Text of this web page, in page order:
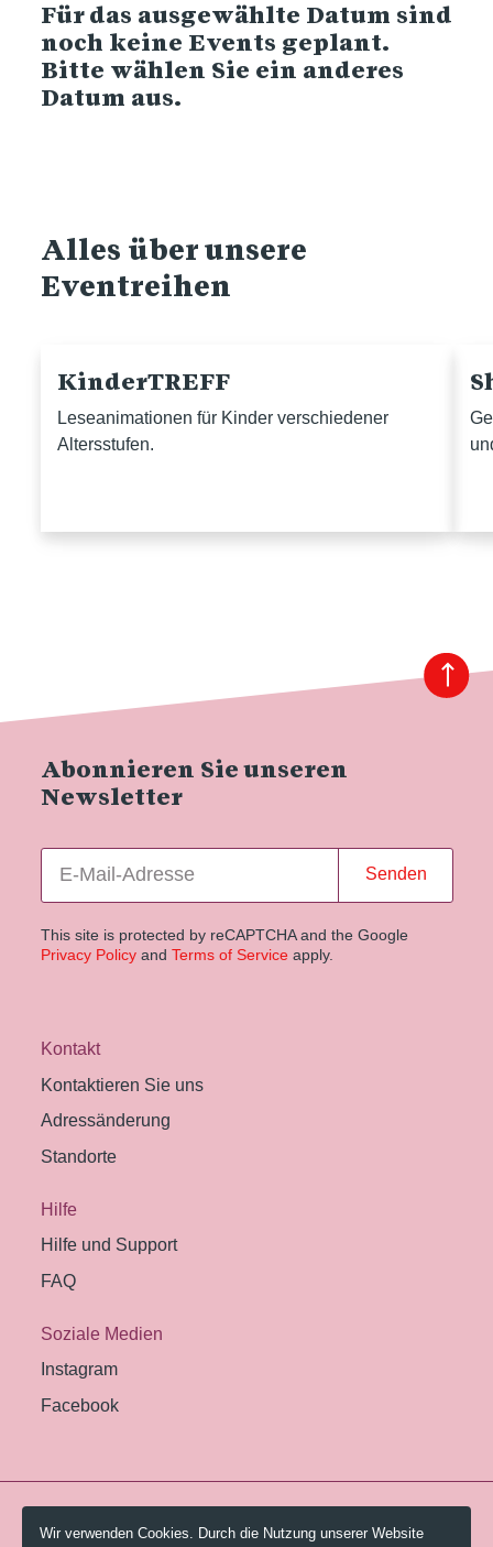
Für das ausgewählte Datum sind
noch keine Events geplant.
Bitte wählen Sie ein anderes
Datum aus.
Alles über unsere
Eventreihen
KinderTREFF
Leseanimationen für Kinder verschiedener
Altersstufen.
Abonnieren Sie unseren
Newsletter
Senden
This site is protected by reCAPTCHA and the Google
Privacy Policyand Terms of Service apply.
Kontakt
Kontaktieren Sie uns
Adressänderung
Standorte
Hilfe
Hilfe und Support
FAQ
Soziale Medien
Instagram
Facebook
© 2026 Pestalozzi-Bibliothek Zürich.
Wir verwenden Cookies. Durch die Nutzung unserer Website